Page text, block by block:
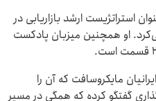
یاشار به عنوان استراتژیست ارشد بازاریابی در
او همچنین میزبان پادکست
مایکروسافت که آن را
گفتگو کرده که همگی در مسیر